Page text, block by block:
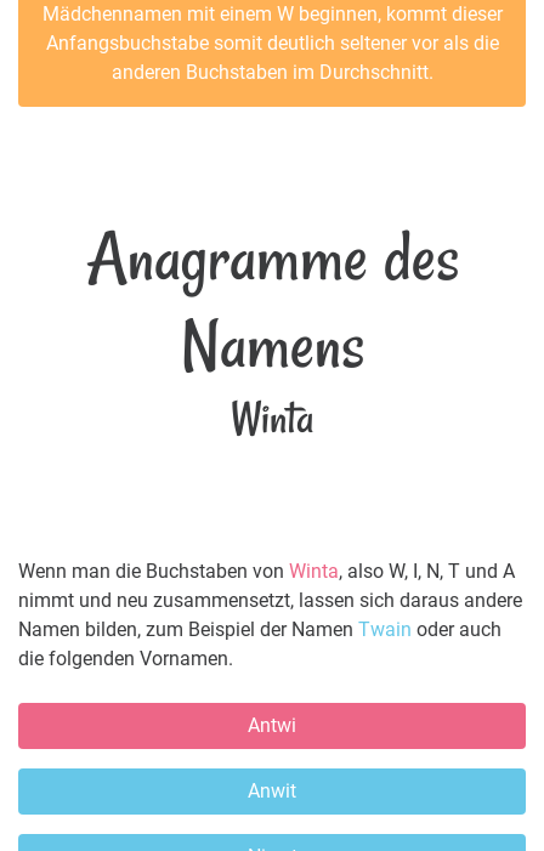
Mädchennamen mit einem W beginnen, kommt dieser
Anfangsbuchstabe somit deutlich seltener vor als die
anderen Buchstaben im Durchschnitt.
Anagramme des
Namens
Winta
Wenn man die Buchstaben von Winta, also W, I, N, T und A
nimmt und neu zusammensetzt, lassen sich daraus andere
Namen bilden, zum Beispiel der Namen Twain oder auch
die folgenden Vornamen.
Antwi
Anwit